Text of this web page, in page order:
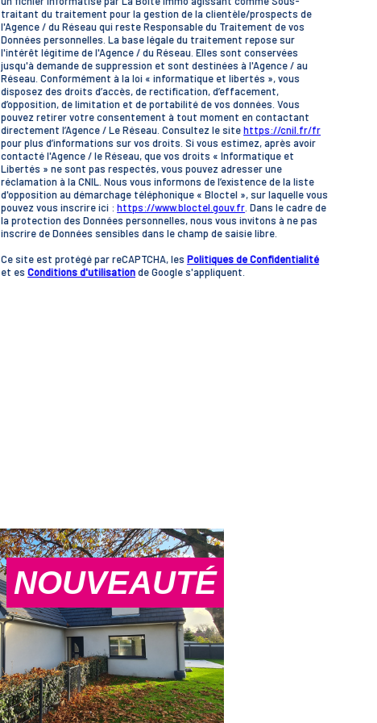
traitant du traitement pour la gestion de la clientèle/prospects de
l'Agence / du Réseau qui reste Responsable du Traitement de vos
Données personnelles. La base légale du traitement repose sur
l'intérêt légitime de l'Agence / du Réseau. Elles sont conservées
jusqu'à demande de suppression et sont destinées à l'Agence / au
Réseau. Conformément à la loi « informatique et libertés », vous
disposez des droits d’accès, de rectification, d’effacement,
d’opposition, de limitation et de portabilité de vos données. Vous
pouvez retirer votre consentement à tout moment en contactant
directement l’Agence / Le Réseau. Consultez le sitehttps://cnil.fr/fr
pour plus d’informations sur vos droits. Si vous estimez, après avoir
contacté l'Agence / le Réseau, que vos droits « Informatique et
Libertés » ne sont pas respectés, vous pouvez adresser une
réclamation à la CNIL. Nous vous informons de l’existence de la liste
d'opposition au démarchage téléphonique « Bloctel », sur laquelle vous
pouvez vous inscrire ici :https://www.bloctel.gouv.fr . Dans le cadre de
la protection des Données personnelles, nous vous invitons à ne pas
inscrire de Données sensibles dans le champ de saisie libre.
Ce site est protégé par reCAPTCHA, lesPolitiques de Confidentialité
et esConditions d'utilisationde Google s'appliquent.
NOUVEAUTÉ
voir le bien